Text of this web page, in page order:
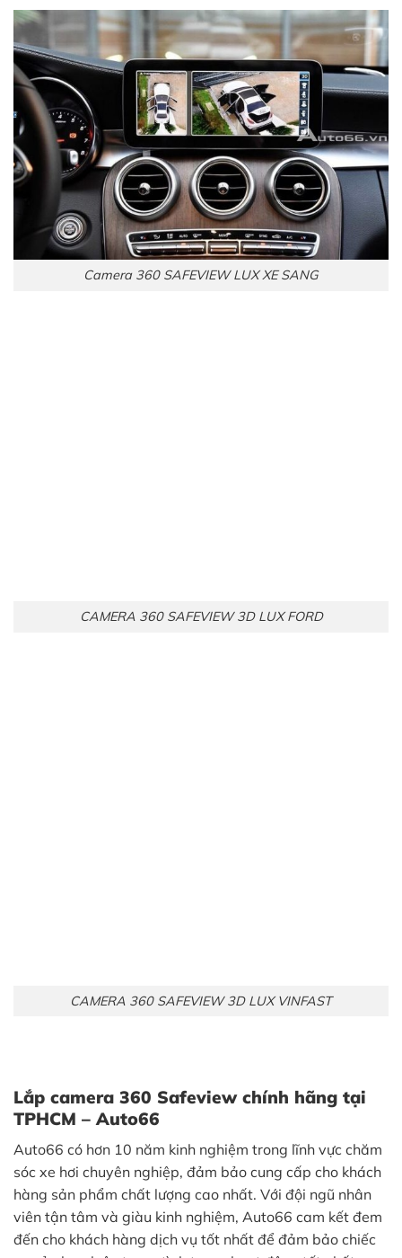
Camera 360 SAFEVIEW LUX XE SANG
CAMERA 360 SAFEVIEW 3D LUX FORD
CAMERA 360 SAFEVIEW 3D LUX VINFAST
Lắp camera 360 Safeview chính hãng tại
TPHCM – Auto66
Auto66 có hơn 10 năm kinh nghiệm trong lĩnh vực chăm
sóc xe hơi chuyên nghiệp, đảm bảo cung cấp cho khách
hàng sản phẩm chất lượng cao nhất. Với đội ngũ nhân
viên tận tâm và giàu kinh nghiệm, Auto66 cam kết đem
đến cho khách hàng dịch vụ tốt nhất để đảm bảo chiếc